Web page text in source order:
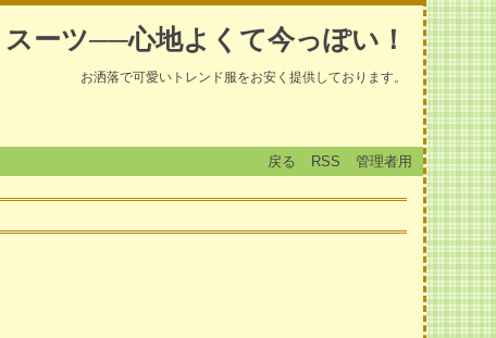
ーツ──心地よくて今っぽい！
お洒落で可愛いトレンド服をお安く提供しております。
戻る RSS 管理者用